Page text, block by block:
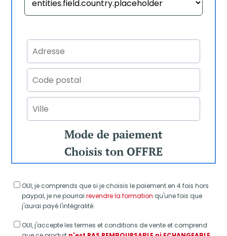
Mode de paiement
Choisis ton OFFRE
OUI, je comprends que si je choisis le paiement en 4 fois hors
paypal, je ne pourrai revendre la formation qu'une fois que
j'aurai payé l'intégralité.
OUI, j'accepte les termes et conditions de vente et comprend